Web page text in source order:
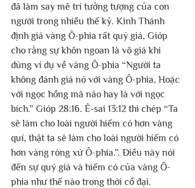
đã làm say mê trí tưởng tượng của con
người trong nhiều thế kỷ. Kinh Thánh
định giá vàng Ô-phia rất quý giá, Gióp
cho rằng sự khôn ngoan là vô giá khi
dùng ví dụ về vàng Ô-phia “Người ta
không đánh giá nó với vàng Ô-phia, Hoặc
với ngọc hồng mã não hay là với ngọc
bích.” Gióp 28:16. Ê-sai 13:12 thì chép “Ta
sẽ làm cho loài người hiếm có hơn vàng
quí, thật ta sẽ làm cho loài người hiếm có
hơn vàng ròng xứ Ô-phia.”. Điều này nói
đến sự quý giá và hiếm có của vàng Ô-
phia như thế nào trong thời cổ đại.